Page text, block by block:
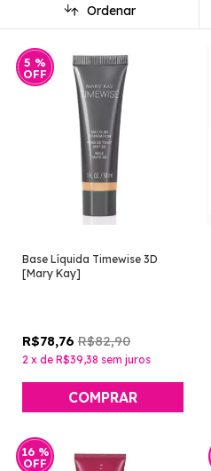
Ordenar
5 %
OFF
Base Líquida Timewise 3D
[Mary Kay]
R$78,76 R$82,90
2 x de R$39,38 sem juros
COMPRAR
16 %
OFF